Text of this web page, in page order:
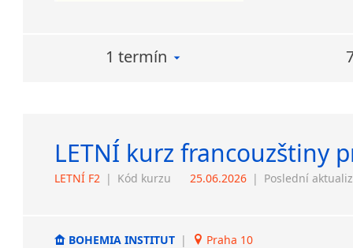
1 termín
LETNÍ kurz francouzštiny
LETNÍ F2 | Kód kurzu 25.06.2026 | Poslední
BOHEMIA INSTITUT | Praha 10